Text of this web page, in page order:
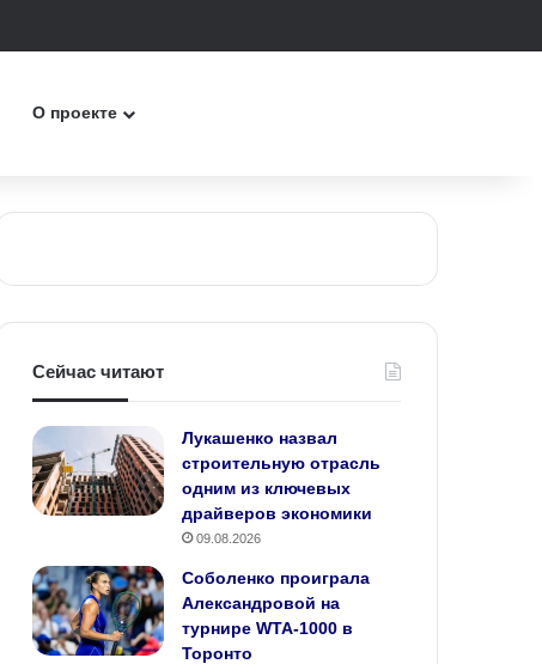
О проекте
Сейчас читают
Лукашенко назвал
строительную отрасль
одним из ключевых
драйверов экономики
09.08.2026
Соболенко проиграла
Александровой на
турнире WTA-1000 в
Торонто